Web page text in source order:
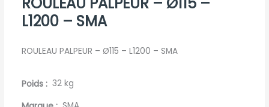
L1200 – SMA
ROULEAU PALPEUR – Ø115 – L1200 – SMA
Poids 32 kg